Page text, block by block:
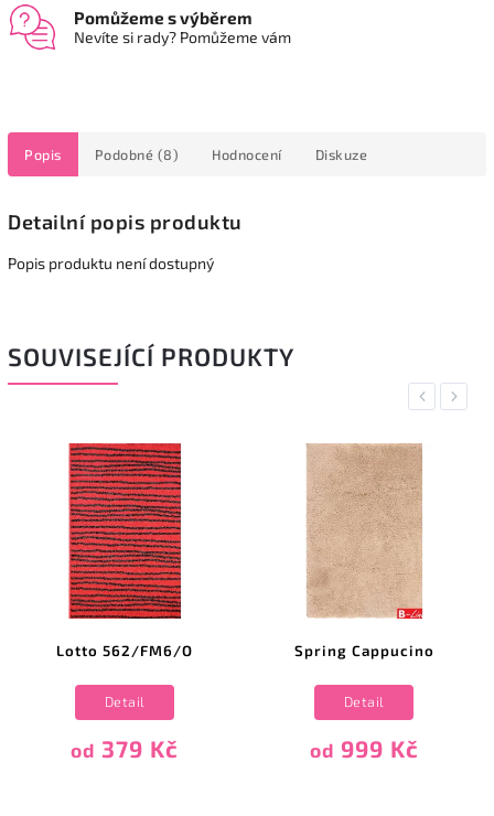
Pomůžeme s výběrem
Nevíte si rady? Pomůžeme vám
Popis Podobné (8) Hodnocení Diskuze
Detailní popis produktu
Popis produktu není dostupný
SOUVISEJÍCÍ PRODUKTY
Previous
Lotto 562/FM6/O
od 379 Kč
Detail
Spring Cappucino
od 999 Kč
Detail
Next